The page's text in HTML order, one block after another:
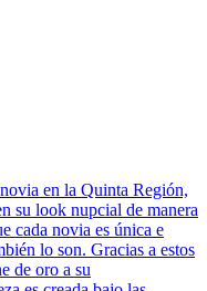
en la Quinta Región,
su look nupcial de manera
cada novia es única e
lo son. Gracias a estos
de oro a su